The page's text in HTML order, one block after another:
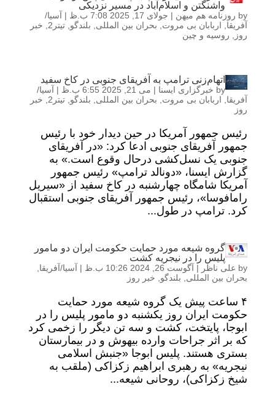
واشنگتن و اسلام‌آباد در مسیر نزدیکی
by روزنامه هم میهن | جولای 17, 2025 7:08 ب.ظ | آسیا/
آفریقا
اربابان بی مروت بحران بین المللی بلندگو تیتر2
خبر
روز
روسیه و چین
اتهام‌زنی ترامپ به آفریقای جنوبی در کاخ سفید
by خبرگزاری ایسنا | می 21, 2025 6:55 ب.ظ | آسیا/
آفریقا
اربابان بی مروت بحران بین المللی بلندگو تیتر2
خبر
روز
رئیس جمهور آمریکا در حین دیدار خود با رئیس
جمهور آفریقای جنوبی ادعا کرد: «در آفریقای
جنوبی یک نسل‌کشی درحال وقوع است.» به
گزارش ایسنا، «دونالد ترامپ» رئیس جمهور
آمریکا شامگاه چهارشنبه در کاخ سفید از «سیریل
رامافوسا»، رئیس جمهور آفریقای جنوبی استقبال
کرد. ترامپ در طول...
گروه شیعه مورد حمایت حکومت ایران دو مامور
پلیس را در نیجریه کشت
by علی ناظر | آگوست 26, 2024 10:26 ب.ظ | آسیا/آفریقا
بحران بین المللی
بلندگو خبر روز
۴ ساعت پیش یک گروه شیعه مورد حمایت
حکومت ایران روز یکشنبه دو مامور پلیس را در
ابوجا، پایتخت، کشت و سه تن دیگر را زخمی کرد
که بر اثر جراحات وارده بیهوش و در بیمارستان
بستری هستند. پلیس ابوجا «جنبش اسلامی
نیجریه» به رهبری ابراهیم زکزاکی (ملقب به
شیخ زکزاکی)، روحانی شیعه...